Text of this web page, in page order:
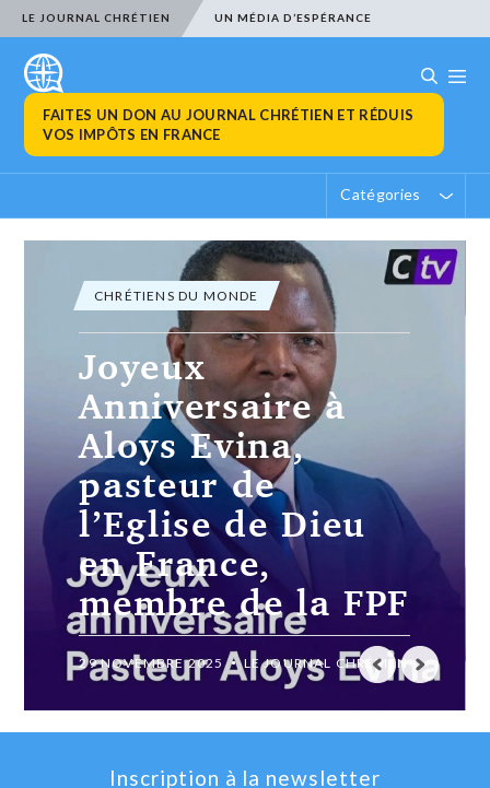
LE JOURNAL CHRÉTIEN UN MÉDIA D’ESPÉRANCE
FAITES UN DON AU JOURNAL CHRÉTIEN ET RÉDUIS
VOS IMPÔTS EN FRANCE
Catégories
ACTUALITÉ CHRÉTIENNE
Trois campagnes
de dons pour
soutenir des
projets chrétiens
ambitieux
19 JUILLET 2024 LE JOURNAL CHRÉTIEN
Inscription à la newsletter